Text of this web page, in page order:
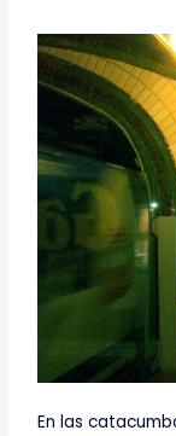
En las